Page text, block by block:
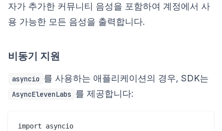
자가 추가한 커뮤니티 음성을 포함하여 계정에서 사
용 가능한 모든 음성을 출력합니다.
비동기 지원
asyncio 를 사용하는 애플리케이션의 경우, SDK는
AsyncElevenLabs 를 제공합니다:
import asyncio